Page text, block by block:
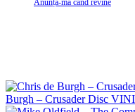
Anunță-mă când revine
Burgh – Crusader Disc